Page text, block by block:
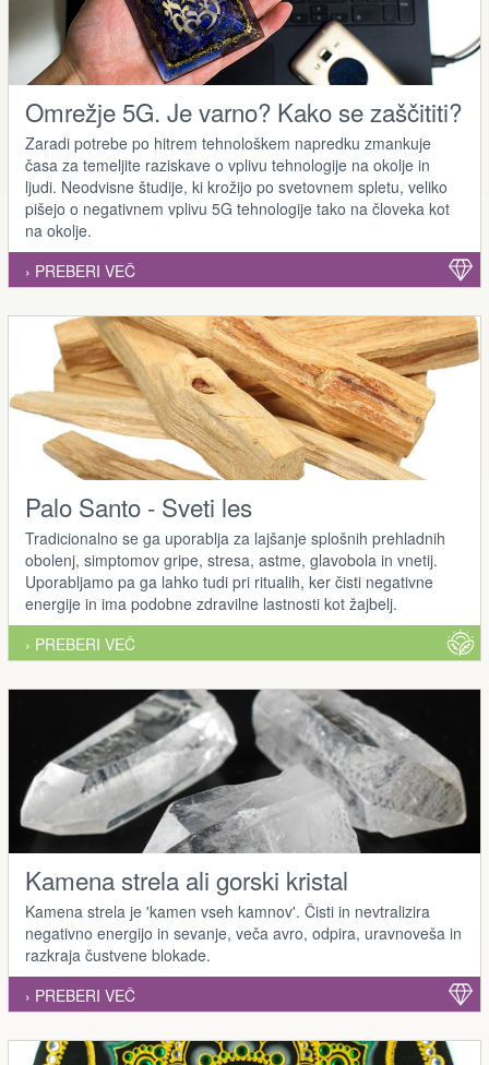
Omrežje 5G. Je varno? Kako se zaščititi?
Zaradi potrebe po hitrem tehnološkem napredku zmankuje
časa za temeljite raziskave o vplivu tehnologije na okolje in
ljudi. Neodvisne študije, ki krožijo po svetovnem spletu, veliko
pišejo o negativnem vplivu 5G tehnologije tako na človeka kot
na okolje.
› PREBERI VEČ
Palo Santo - Sveti les
Tradicionalno se ga uporablja za lajšanje splošnih prehladnih
obolenj, simptomov gripe, stresa, astme, glavobola in vnetij.
Uporabljamo pa ga lahko tudi pri ritualih, ker čisti negativne
energije in ima podobne zdravilne lastnosti kot žajbelj.
› PREBERI VEČ
Kamena strela ali gorski kristal
Kamena strela je 'kamen vseh kamnov'. Čisti in nevtralizira
negativno energijo in sevanje, veča avro, odpira, uravnoveša in
razkraja čustvene blokade.
› PREBERI VEČ